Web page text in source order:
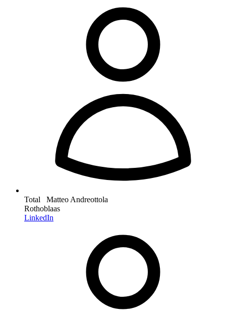
Total Matteo Andreottola
Rothoblaas
LinkedIn